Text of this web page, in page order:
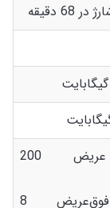
دوربین عریض 200
دوربین فوق‌عریض 8